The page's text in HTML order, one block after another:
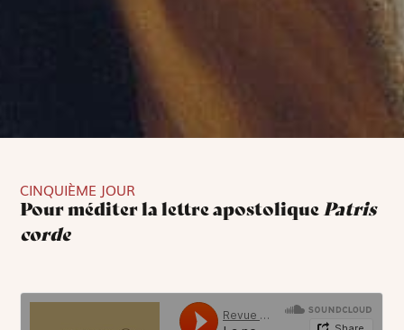
CINQUIÈME JOUR
Pour méditer la lettre apostoliquePatris
corde